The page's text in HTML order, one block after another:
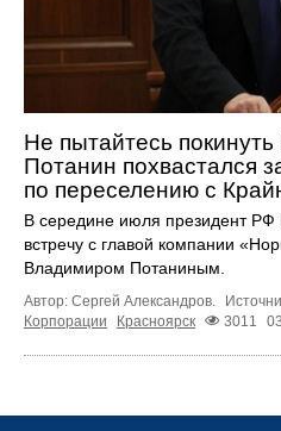
Не пытайтесь
Потанин похвастался
по переселению с
В середине июля президент
встречу с главой компании
Владимиром Потаниным.
Автор: Сергей Александров.
Корпорации
Красноярск 3011